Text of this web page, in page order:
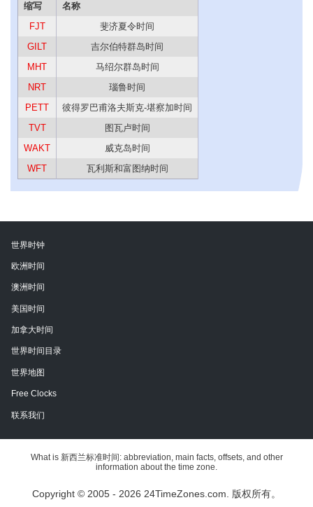
缩写
名称
FJT
斐济夏令时间
GILT
吉尔伯特群岛时间
MHT
马绍尔群岛时间
NRT
瑙鲁时间
PETT
彼得罗巴甫洛夫斯克-堪察加时间
TVT
图瓦卢时间
WAKT
威克岛时间
WFT
瓦利斯和富图纳时间
世界时钟
欧洲时间
澳洲时间
美国时间
加拿大时间
世界时间目录
世界地图
Free Clocks
联系我们
What is 新西兰标准时间: abbreviation, main facts, offsets, and other
information about the time zone.
Copyright © 2005 - 2026 24TimeZones.com. 版权所有。